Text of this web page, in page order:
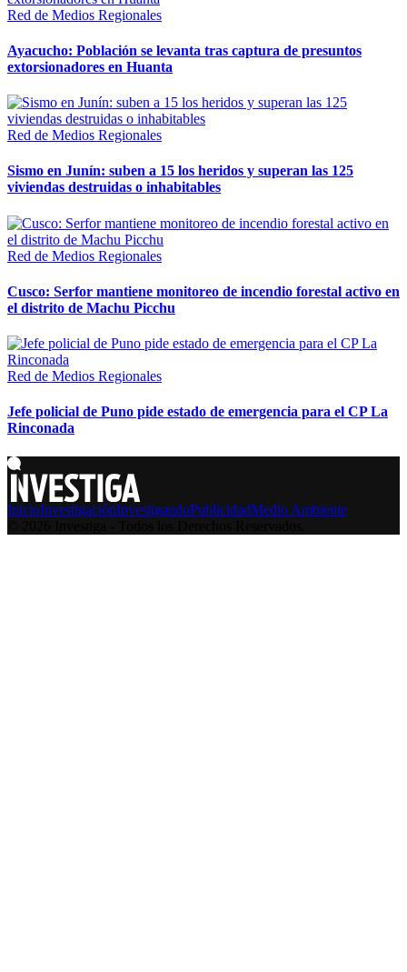
Red de Medios Regionales
Ayacucho: Población se levanta tras captura de presuntos
extorsionadores en Huanta
Red de Medios Regionales
Sismo en Junín: suben a 15 los heridos y superan las 125
viviendas destruidas o inhabitables
Red de Medios Regionales
Cusco: Serfor mantiene monitoreo de incendio forestal activo en
el distrito de Machu Picchu
Red de Medios Regionales
Jefe policial de Puno pide estado de emergencia para el CP La
Rinconada
InicioInvestigaciónInvestigandoPublicidadMedio Ambiente